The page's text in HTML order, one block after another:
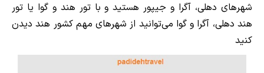
شهرهای دهلی، آگرا و جیپور هستید و با تور هند و گوا یا تور
هند دهلی، آگرا و گوا می‌توانید از شهرهای مهم کشور هند دیدن
کنید